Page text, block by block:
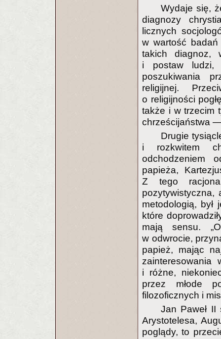
Wydaje się,
diagnozy
licznych
w wartość
takich diagnoz,
i postaw
poszukiwania
religijnej.
o religijności
także i w trzecim
chrześcijaństwa
Drugie
i rozkwitem
odchodzeniem
papieża,
Z tego
pozytywistyczna,
metodologią, był
które
mają sensu.
w odwrocie,
papież, mając
zainteresowania
i różne,
przez młode
filozoficznych i
Jan Paweł
Arystotelesa,
poglądy, to